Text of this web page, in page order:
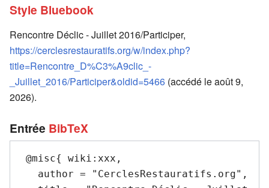
Style Bluebook
Rencontre Déclic - Juillet 2016/Participer,
https://cerclesrestauratifs.org/w/index.php?
title=Rencontre_D%C3%A9clic_-
_Juillet_2016/Participer&oldid=5466 (accédé le août 9,
2026).
Entrée BibTeX